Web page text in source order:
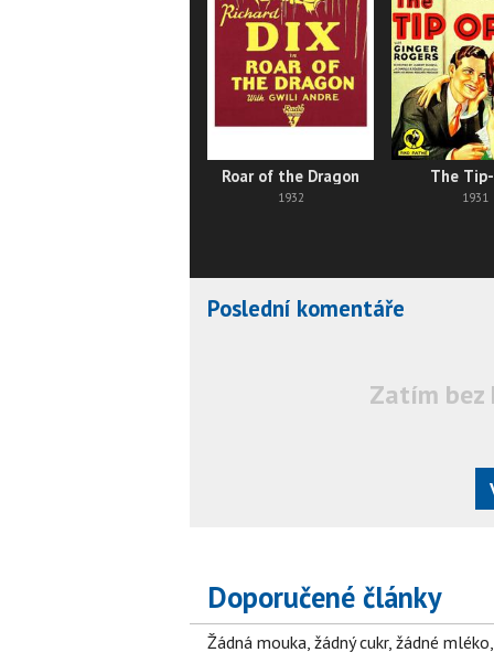
Roar of the Dragon
1932
The
1931
Poslední komentáře
Zatím bez
Doporučené články
Žádná mouka, žádný cukr, žádné